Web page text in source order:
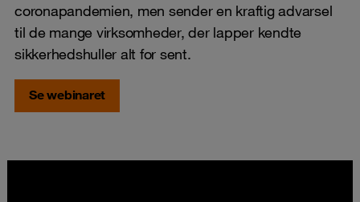
coronapandemien, men sender en kraftig advarsel
til de mange virksomheder, der lapper kendte
sikkerhedshuller alt for sent.
Se webinaret